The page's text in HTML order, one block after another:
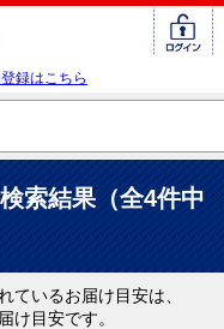
録はこちら
検索結果（全4件
ているお届け目安は、
け目安です。